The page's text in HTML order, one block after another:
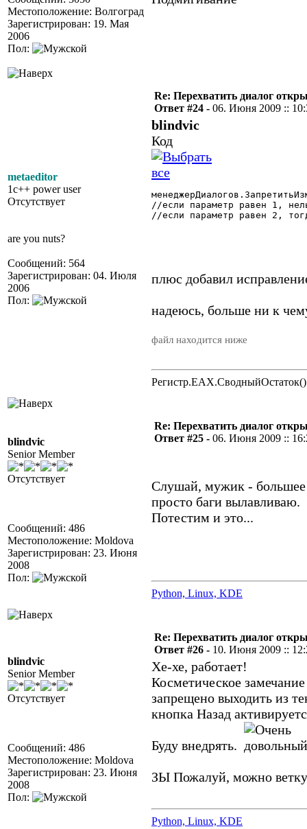
Местоположение: Волгоград
Зарегистрирован: 19. Мая
2006
Пол:
metaeditor
1c++ power user
Отсутствует
are you nuts?
Сообщений: 564
Зарегистрирован: 04. Июля
2006
Пол:
Re: Перехватить диалог
Ответ #24 - 06. Июня 2009 ::
blindvic
Код
//если параметр равен 1,
//если параметр равен 2,
плюс добавил
надеюсь, больше ни к
файл находится ниже
Регистр.EAX.СводныйОстаток()
blindvic
Senior Member
Отсутствует
Сообщений: 486
Местоположение: Moldova
Зарегистрирован: 23. Июня
2008
Пол:
Re: Перехватить диалог
Ответ #25 - 06. Июня 2009 ::
Слушай, мужик - большее
просто баги вылавливаю.
Потестим и это...
Python, Linux, KDE
blindvic
Senior Member
Отсутствует
Сообщений: 486
Местоположение: Moldova
Зарегистрирован: 23. Июня
2008
Пол:
Re: Перехватить диалог
Ответ #26 - 10. Июня 2009 ::
Хе-хе, работает!
Косметическое
запрещено выходить из
кнопка Назад
Буду внедрять.
ЗЫ Пожалуй, можно ветку
Python, Linux, KDE